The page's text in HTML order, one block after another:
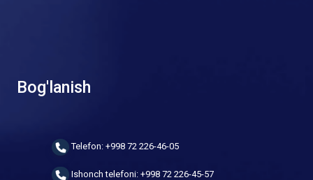
Bog'lanish
Telefon: +998 72 226-46-05
Ishonch telefoni: +998 72 226-45-57